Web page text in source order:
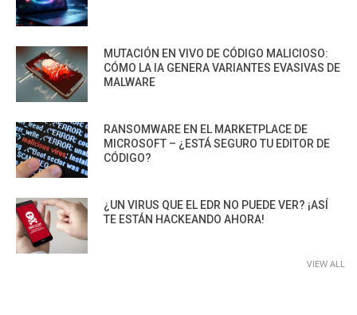
MUTACIÓN EN VIVO DE CÓDIGO MALICIOSO:
CÓMO LA IA GENERA VARIANTES EVASIVAS DE
MALWARE
RANSOMWARE EN EL MARKETPLACE DE
MICROSOFT – ¿ESTÁ SEGURO TU EDITOR DE
CÓDIGO?
¿UN VIRUS QUE EL EDR NO PUEDE VER? ¡ASÍ
TE ESTÁN HACKEANDO AHORA!
VIEW ALL